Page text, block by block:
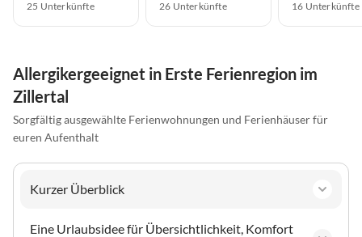
25 Unterkünfte 26 Unterkünfte 16 Unterkünfte
Allergikergeeignet in Erste Ferienregion im
Zillertal
Sorgfältig ausgewählte Ferienwohnungen und Ferienhäuser für
euren Aufenthalt
Kurzer Überblick
Eine Urlaubsidee für Übersichtlichkeit, Komfort